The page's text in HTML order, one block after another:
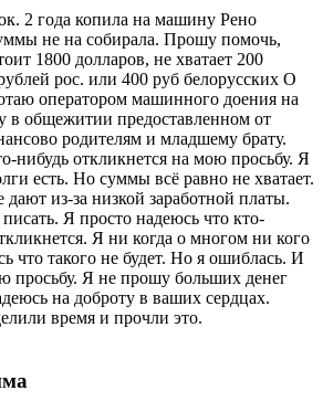
2 года копила на машину Рено
не на собирала. Прошу помочь,
1800 долларов, не хватает 200
рос. или 400 руб белорусских О
оператором машинного доения на
в общежитии предоставленном от
родителям и младшему брату.
нибудь откликнется на мою просьбу. Я
есть. Но суммы всё равно не хватает.
из-за низкой заработной платы.
Я просто надеюсь что кто-
Я ни когда о многом ни кого
что такого не будет. Но я ошиблась. И
просьбу. Я не прошу больших денег
на доброту в ваших сердцах.
время и прочли это.